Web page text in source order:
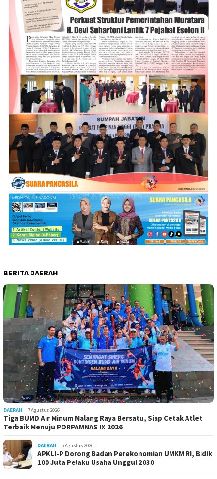
BERITA DAERAH
DAERAH 7 Agustus 2026
Tiga BUMD Air Minum Malang Raya Bersatu, Siap Cetak Atlet
Terbaik Menuju PORPAMNAS IX 2026
DAERAH 5 Agustus 2026
APKLI-P Dorong Badan Perekonomian UMKM RI, Bidik
100 Juta Pelaku Usaha Unggul 2030